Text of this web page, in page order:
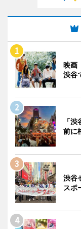
映画
渋谷
「
前に
渋谷
スポ